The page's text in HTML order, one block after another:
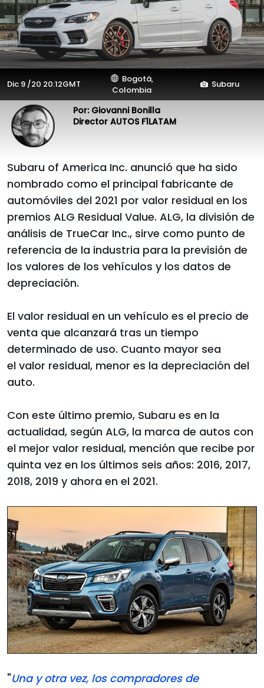
Dic 9 /20 20:12GMT
Bogotá,
Colombia
Subaru
Por: Giovanni Bonilla
Director AUTOS F1LATAM
Subaru of America Inc. anunció que ha sido
nombrado como el principal fabricante de
automóviles del 2021 por valor residual en los
premios ALG Residual Value. ALG, la división de
análisis de TrueCar Inc., sirve como punto de
referencia de la industria para la previsión de
los valores de los vehículos y los datos de
depreciación.
El valor residual en un vehículo es el precio de
venta que alcanzará tras un tiempo
determinado de uso. Cuanto mayor sea
el valor residual, menor es la depreciación del
auto.
Con este último premio, Subaru es en la
actualidad, según ALG, la marca de autos con
el mejor valor residual, mención que recibe por
quinta vez en los últimos seis años: 2016, 2017,
2018, 2019 y ahora en el 2021.
"Una y otra vez, los compradores de